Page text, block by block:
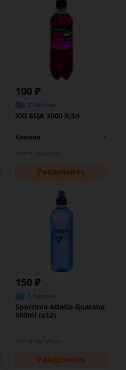
100 ₽
2 баллов
XXI БЦА 3000 0,5л
Уведомить
150 ₽
3 баллов
Sportinia Atletia Guarana
500ml (х12)
Уведомить